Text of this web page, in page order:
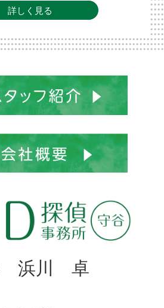
詳しく見る
浜川 卓